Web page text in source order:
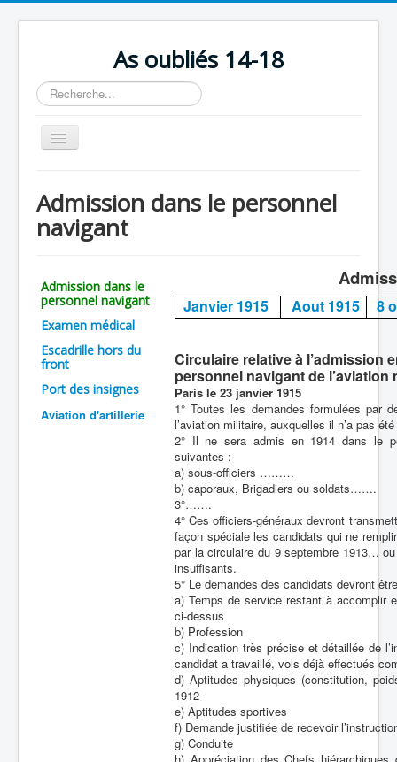
As oubliés 14-18
Rechercher
Basculer
la
Chronologie
Escadrilles
Avions
Personnels
Formation
Doctrines
Batailles
Admission dans le personnel
navigant
Admission dans le
personnel navigant
Examen médical
Escadrille hors du
front
Port des insignes
Aviation d'artillerie
Janvier 1915 Aout 1915 8
Circulaire relative à l’admission
personnel navigant de l’aviation
Paris le 23 janvier 1915
1° Toutes les demandes formulées par
l’aviation militaire, auxquelles il n’a pas
2° Il ne sera admis en 1914 dans le
suivantes :
a) sous-officiers ………
b) caporaux, Brigadiers ou soldats…….
3°…….
4° Ces officiers-généraux devront
façon spéciale les candidats qui ne
par la circulaire du 9 septembre 1913…
insuffisants.
5° Le demandes des candidats devront
a) Temps de service restant à accomplir
ci-dessus
b) Profession
c) Indication très précise et détaillée de
candidat a travaillé, vols déjà effectués
d) Aptitudes physiques (constitution,
1912
e) Aptitudes sportives
f) Demande justifiée de recevoir
g) Conduite